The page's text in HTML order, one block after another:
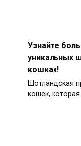
Узнайте
уникальных
кошках!
Шотландская
кошек, которая